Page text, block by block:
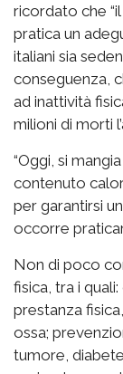
ricordato che
pratica un
italiani sia
conseguenza,
ad inattività
milioni di morti
“Oggi, si
contenuto
per garantirsi
occorre
Non di poco
fisica, tra i
prestanza
ossa;
tumore,